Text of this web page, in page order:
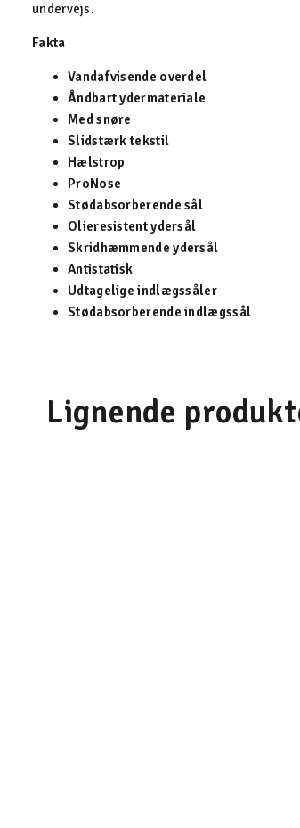
undervejs.
Fakta
Vandafvisende overdel
Åndbart ydermateriale
Med snøre
Slidstærk tekstil
Hælstrop
ProNose
Stødabsorberende sål
Olieresistent ydersål
Skridhæmmende ydersål
Antistatisk
Udtagelige indlægssåler
Stødabsorberende indlægssål
Lignende